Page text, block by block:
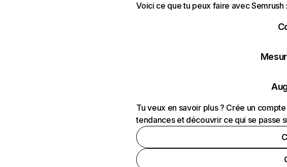
Voici ce que tu peux faire avec Semrush
Tu veux en savoir plus ? Crée un
tendances et découvrir ce qui se passe